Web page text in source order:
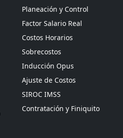
Planeación y Control
Factor Salario Real
Costos Horarios
Sobrecostos
Inducción Opus
Ajuste de Costos
SIROC IMSS
Contratación y Finiquito